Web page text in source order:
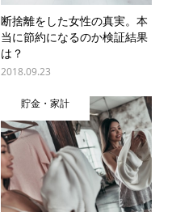
断捨離をした女性の真実。本
当に節約になるのか検証結果
は？
2018.09.23
貯金・家計